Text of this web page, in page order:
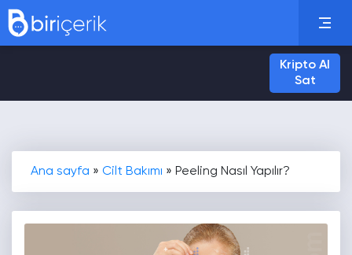
Kripto Al
Sat
Ana sayfa » Cilt Bakımı » Peeling Nasıl Yapılır?